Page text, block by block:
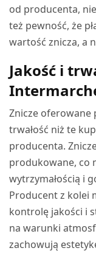
od producenta,
też pewność, że
wartość znicza, a
Jakość i
Znicze oferowane
trwałość niż te
producenta.
produkowane, co
wytrzymałością i
Producent z kolei
kontrolę jakości i
na warunki
zachowują